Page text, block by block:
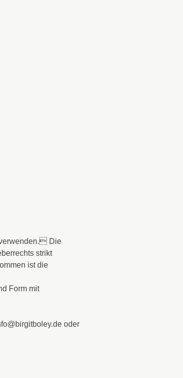
Die
strikt
ist die
Form mit
oder